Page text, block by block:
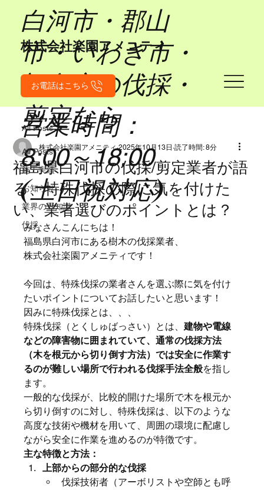
​白河市・郡山
市・いわき市・
福島市の伐採・
剪定なら
​株式会社楽園アメニティ
営業時間：
8:00～18:00
(土日祝対応)
お電話はこちら
All Posts
施工実績
お知らせ
業界の豆知識
伐採
All Posts
福島県白河市の伐採/剪定業者が語
る、特殊伐採の際に気を付けた
い、業者選びのポイントとは？
株式会社楽園アメニティ 2025年10月13日 読了時間: 8分
みなさんこんにちは！
福島県白河市にある樹木の伐採業者、
株式会社楽園アメニティです！
今回は、特殊伐採の業者さんを選ぶ際に気を付け
たいポイントについてお話したいと思います！
因みに特殊伐採とは、、、
特殊伐採（とくしゅばっさい）とは、建物や電線
などの障害物に囲まれていて、通常の伐採方法
（木を根元から切り倒す方法）では安全に作業す
るのが難しい場所で行われる伐採手法全般を指し
ます。
一般的な伐採が、比較的開けた場所で木を根元か
ら切り倒すのに対し、特殊伐採は、以下のような
高度な技術や機材を用いて、周囲の環境に配慮し
ながら安全に作業を進めるのが特徴です。
主な特徴と方法：
上部からの部分的な伐採
伐採技術者（アーボリストや空師とも呼